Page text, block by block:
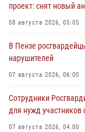
проект: снят новый
08 августа 2026, 05:05
В Пензе
нарушителей
07 августа 2026, 06:00
Сотрудники
для нужд участников
07 августа 2026, 04:00